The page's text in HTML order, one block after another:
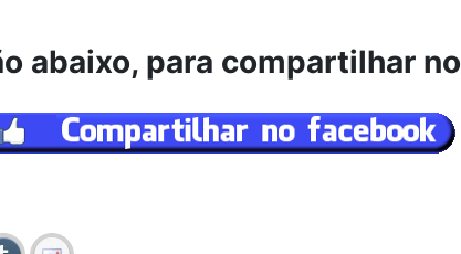
abaixo, para compartilhar no